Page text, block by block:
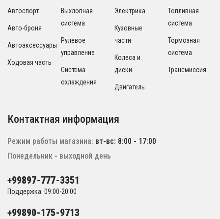
Автоспорт
Авто-броня
Автоаксессуары
Ходовая часть
Выхлопная
система
Рулевое
управление
Система
охлаждения
Электрика
Кузовные
части
Колеса и
диски
Двигатель
Топливная
система
Тормозная
система
Трансмиссия
Контактная информация
Режим работы магазина: вт-вс: 8:00 - 17:00
Понедельник - выходной день
+99897-777-3351
Поддержка: 09:00-20:00
+99890-175-9713